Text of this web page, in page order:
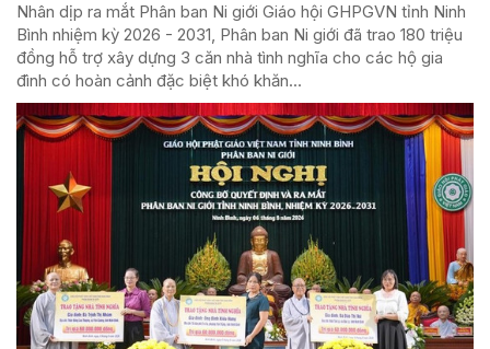
Nhân dịp ra mắt Phân ban Ni giới Giáo hội GHPGVN tỉnh Ninh
Bình nhiệm kỳ 2026 - 2031, Phân ban Ni giới đã trao 180 triệu
đồng hỗ trợ xây dựng 3 căn nhà tình nghĩa cho các hộ gia
đình có hoàn cảnh đặc biệt khó khăn...